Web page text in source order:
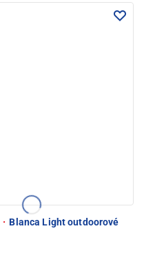
· Blanca Light outdoorové